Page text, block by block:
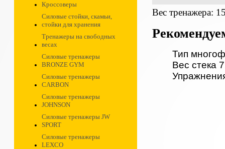
Кроссоверы
Силовые стойки, скамьи,
стойки для хранения
Тренажеры на свободных
весах
Силовые тренажеры
BRONZE GYM
Силовые тренажеры
CARBON
Силовые тренажеры
JOHNSON
Силовые тренажеры JW
SPORT
Силовые тренажеры
LEXCO
Вес тренажера:
Тип
Вес стека